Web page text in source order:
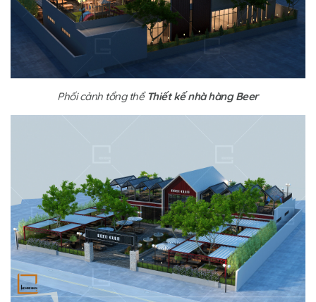
Phối cảnh tổng thể Thiết kế nhà hàng Beer